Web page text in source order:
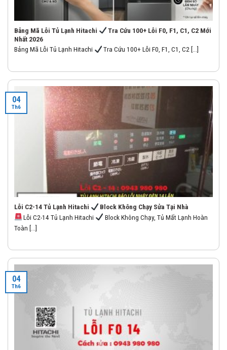
Bảng Mã Lỗi Tủ Lạnh Hitachi
Tra Cứu 100+ Lỗi F0, F1, C1, C2 Mới
Nhất 2026
Bảng Mã Lỗi Tủ Lạnh Hitachi
Tra Cứu 100+ Lỗi F0, F1, C1, C2 [...]
Lỗi C2-14 Tủ Lạnh Hitachi
Block Không Chạy Sửa Tại Nhà
Lỗi C2-14 Tủ Lạnh Hitachi
Block Không Chạy, Tủ Mất Lạnh Hoàn
Toàn [...]
04
Th6
04
Th6